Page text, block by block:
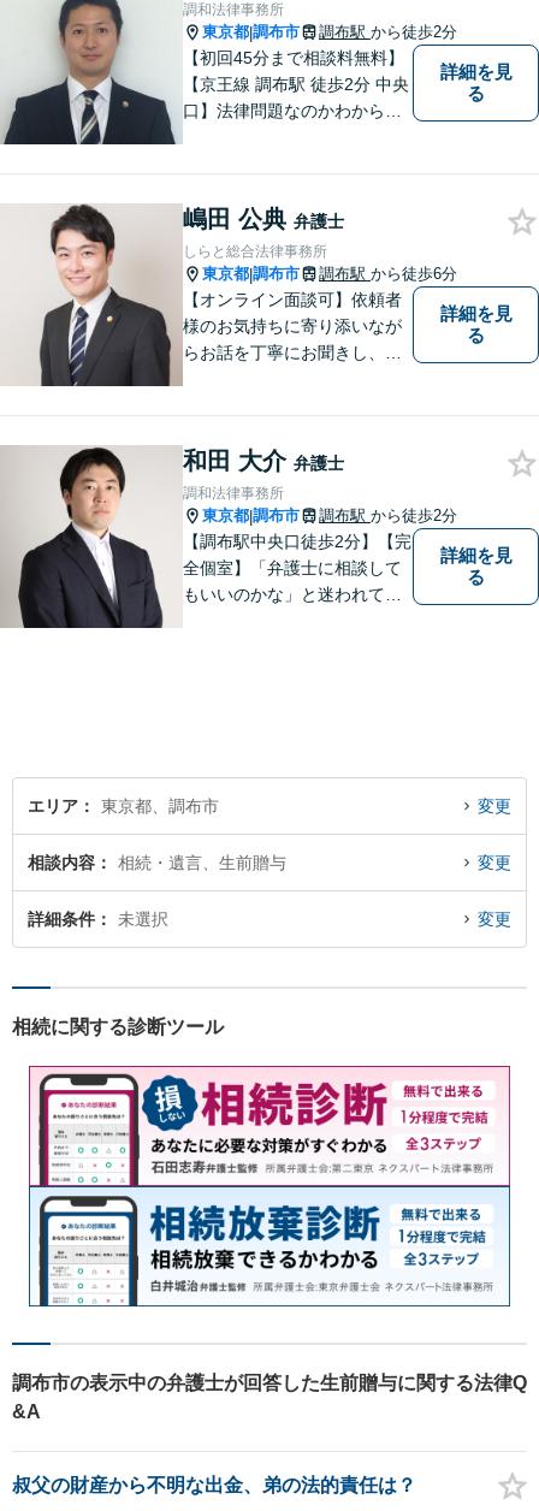
調和法律事務所
東京都|調布市 調布駅 から徒歩2分
【初回45分まで相談料無料】
【京王線 調布駅 徒歩2分 中央
口】法律問題なのかわからな
能です。 おひとりで悩まず、
まずはご相談ください。
詳細を見
る
嶋田 公典 弁護士
しらと総合法律事務所
東京都|調布市 調布駅 から徒歩6分
【オンライン面談可】依頼者
様のお気持ちに寄り添いなが
らお話を丁寧にお聞きし、分
詳細を見
る
和田 大介 弁護士
調和法律事務所
東京都|調布市 調布駅 から徒歩2分
【調布駅中央口徒歩2分】【完
全個室】「弁護士に相談して
もいいのかな」と迷われてい
詳細を見
る
エリア 東京都、調布市 変更
相談内容 相続・遺言、生前贈与 変更
詳細条件 未選択 変更
相続に関する診断ツール
調布市の表示中の弁護士が回答した生前贈与に関する法律Q
&A
叔父の財産から不明な出金、弟の法的責任は？